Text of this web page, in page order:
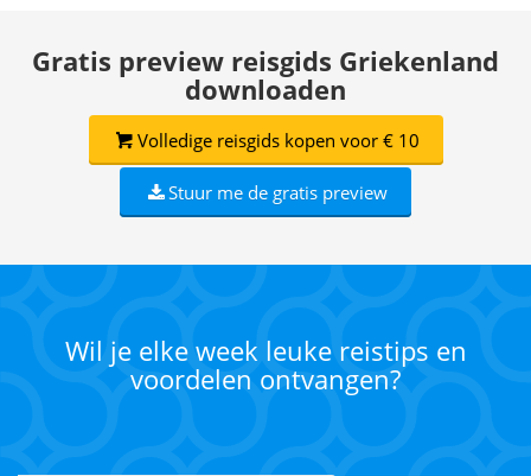
Gratis preview reisgids Griekenland
downloaden
Volledige reisgids kopen voor € 10
Stuur me de gratis preview
Wil je elke week leuke reistips en
voordelen ontvangen?